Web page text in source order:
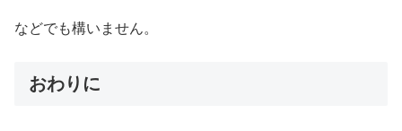
などでも構いません。
おわりに